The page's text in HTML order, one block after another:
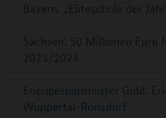
Bayern: „Eliteschule des
Sachsen: 50 Millionen Euro
2023/2024
Energiesparmeister Gold:
Wuppertal-Ronsdorf